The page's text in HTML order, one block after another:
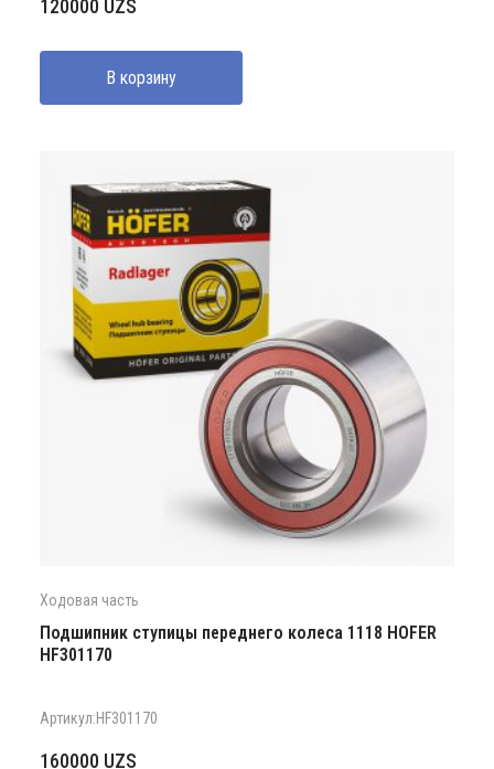
120000 UZS
В корзину
Ходовая часть
Подшипник ступицы переднего колеса 1118 HOFER
HF301170
Артикул:HF301170
160000 UZS